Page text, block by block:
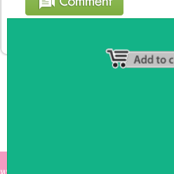
หน้าหลัก